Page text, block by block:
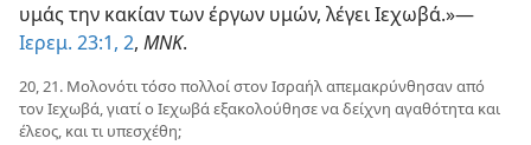
υμάς την κακίαν των έργων υμών, λέγει Ιεχωβά.»​—
Ιερεμ. 23:1, 2, ΜΝΚ.
20, 21. Μολονότι τόσο πολλοί στον Ισραήλ απεμακρύνθησαν από
τον Ιεχωβά, γιατί ο Ιεχωβά εξακολούθησε να δείχνη αγαθότητα και
έλεος, και τι υπεσχέθη;